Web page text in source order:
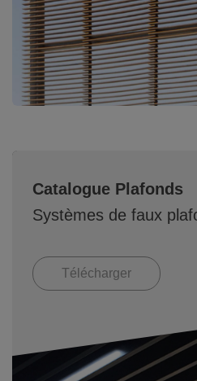
Catalogue Plafonds
Systèmes de faux
Télécharger